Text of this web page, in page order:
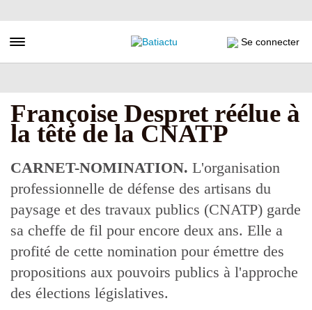
au
principal
Toggle navigation Se connecter
Françoise Despret réélue à
la tête de la CNATP
CARNET-NOMINATION. L'organisation
professionnelle de défense des artisans du
paysage et des travaux publics (CNATP) garde
sa cheffe de fil pour encore deux ans. Elle a
profité de cette nomination pour émettre des
propositions aux pouvoirs publics à l'approche
des élections législatives.